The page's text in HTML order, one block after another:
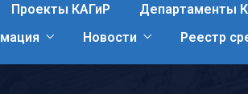
Проекты КАГиР Департаменты
Новости Реестр